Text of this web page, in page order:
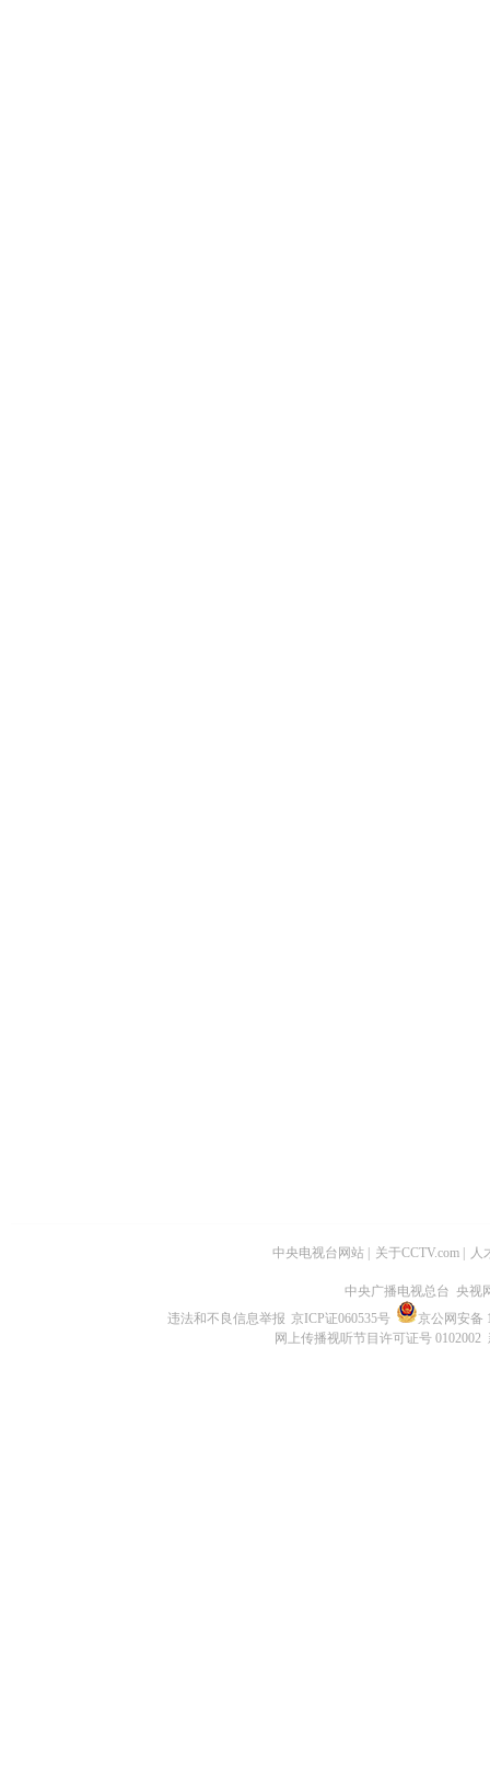
中央电视台网站 关于CCTV.com 人
中央广播电视总台 央视
违法和不良信息举报 京ICP证060535号
京公网安备
网上传播视听节目许可证号 0102002